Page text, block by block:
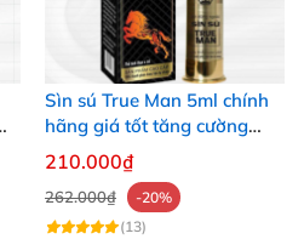
Sìn sú True Man 5ml chính
hãng giá tốt tăng cường
sinh lý
210.000₫
262.000₫
-20%
(13)